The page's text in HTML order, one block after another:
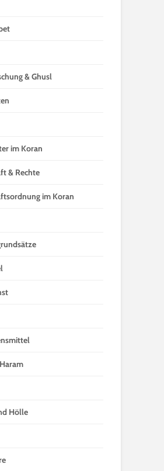
& Ghusl
im Koran
& Rechte
im Koran
Hölle